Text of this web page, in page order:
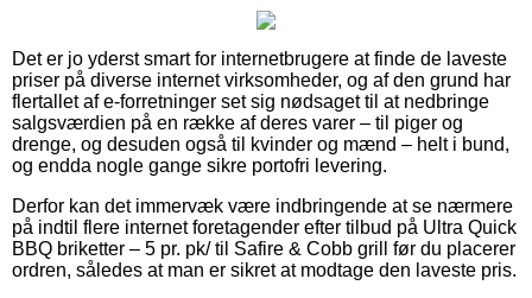
Det er jo yderst smart for internetbrugere at finde de laveste
priser på diverse internet virksomheder, og af den grund har
flertallet af e-forretninger set sig nødsaget til at nedbringe
salgsværdien på en række af deres varer – til piger og
drenge, og desuden også til kvinder og mænd – helt i bund,
og endda nogle gange sikre portofri levering.
Derfor kan det immervæk være indbringende at se nærmere
på indtil flere internet foretagender efter tilbud på Ultra Quick
BBQ briketter – 5 pr. pk/ til Safire & Cobb grill før du placerer
ordren, således at man er sikret at modtage den laveste pris.